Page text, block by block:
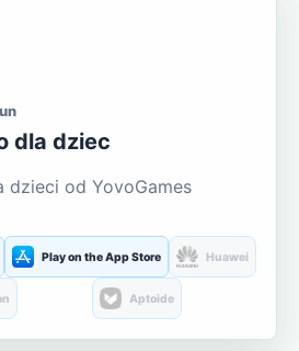
dla dziec
dzieci od YovoGames
Play on the App Store Huawei
Aptoide